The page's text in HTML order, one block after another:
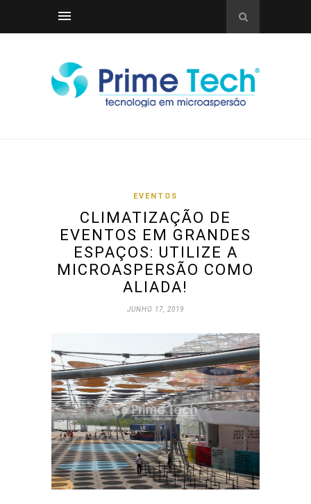
EVENTOS
CLIMATIZAÇÃO DE
EVENTOS EM GRANDES
ESPAÇOS: UTILIZE A
MICROASPERSÃO COMO
ALIADA!
JUNHO 17, 2019